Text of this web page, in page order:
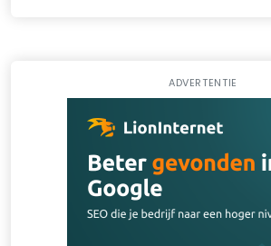
ADVERTENTIE